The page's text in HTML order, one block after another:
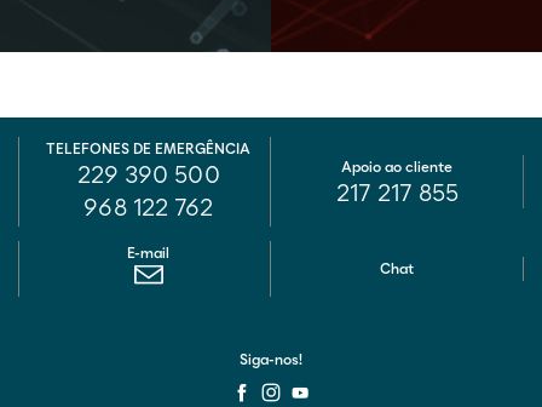
TELEFONES DE EMERGÊNCIA
229 390 500
968 122 762
E-mail
Chat
Apoio ao cliente
217 217 855
Siga-nos!